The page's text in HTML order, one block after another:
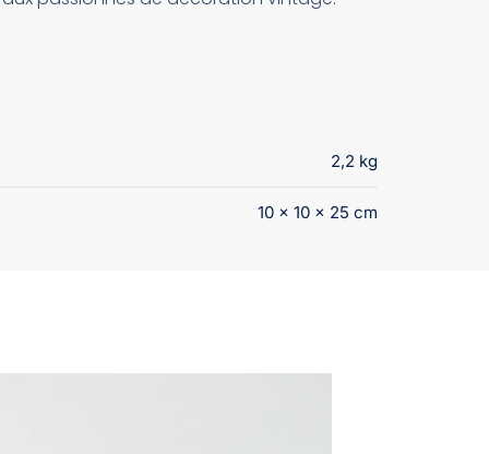
2,2 kg
10 × 10 × 25 cm